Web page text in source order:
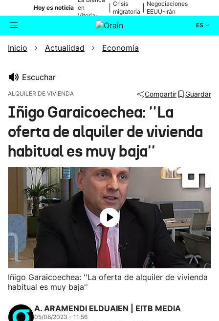
Hoy es noticia en
Vitoria-
Gasteiz
Crisis
migratoria
Negociaciones
EEUU-Irán
ES
Buscador Actualidad
Ikusmiran
Eguraldia
Inicio Actualidad Economía
Escuchar
ALQUILER DE VIVIENDA Compartir Guardar
Iñigo Garaicoechea: ''La
oferta de alquiler de vivienda
habitual es muy baja''
Iñigo Garaicoechea: ''La oferta de alquiler de vivienda
habitual es muy baja''
A. ARAMENDI ELDUAIEN | EITB MEDIA
05/06/2023 - 11:56